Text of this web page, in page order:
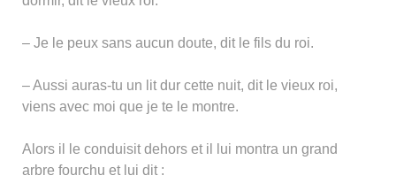
– Je le peux sans aucun doute, dit le fils du roi.
– Aussi auras-tu un lit dur cette nuit, dit le vieux roi,
viens avec moi que je te le montre.
Alors il le conduisit dehors et il lui montra un grand
arbre fourchu et lui dit :